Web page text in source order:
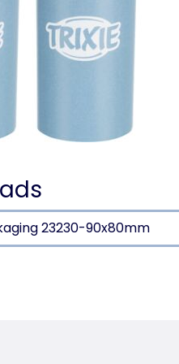
23230-90x80mm